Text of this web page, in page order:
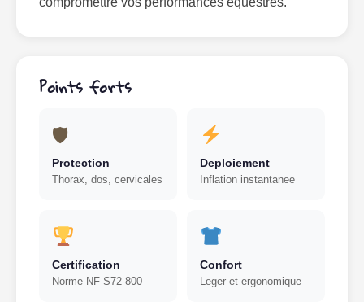
Points forts
🛡
Protection
Thorax, dos, cervicales
Deploiement
Inflation instantanee
Certification
Norme NF S72-800
Confort
Leger et ergonomique